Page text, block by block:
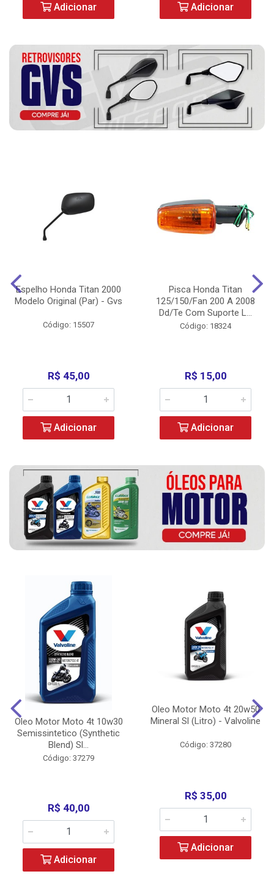
Adicionar Adicionar
Espelho Honda Titan 2000
Modelo Original (Par) - Gvs
Código: 15507
R$ 45,00
Adicionar
Pisca Honda Titan
125/150/Fan 200 A 2008
Dd/Te Com Suporte L...
Código: 18324
R$ 15,00
Adicionar
Oleo Motor Moto 4t 10w30
Semissintetico (Synthetic
Blend) Sl...
Código: 37279
R$ 40,00
Adicionar
Oleo Motor Moto 4t 20w50
Mineral Sl (Litro) - Valvoline
Código: 37280
R$ 35,00
Adicionar